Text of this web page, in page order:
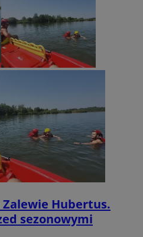
Hubertus.
sezonowymi